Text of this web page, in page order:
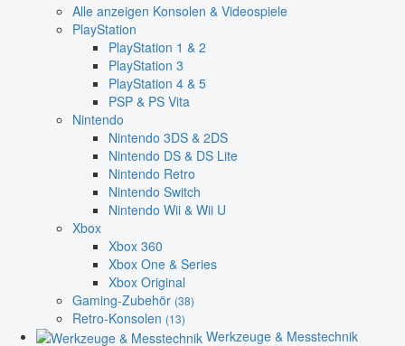
Alle anzeigen Konsolen & Videospiele
PlayStation
PlayStation 1 & 2
PlayStation 3
PlayStation 4 & 5
PSP & PS Vita
Nintendo
Nintendo 3DS & 2DS
Nintendo DS & DS Lite
Nintendo Retro
Nintendo Switch
Nintendo Wii & Wii U
Xbox
Xbox 360
Xbox One & Series
Xbox Original
Gaming-Zubehör (38)
Retro-Konsolen (13)
Werkzeuge & Messtechnik